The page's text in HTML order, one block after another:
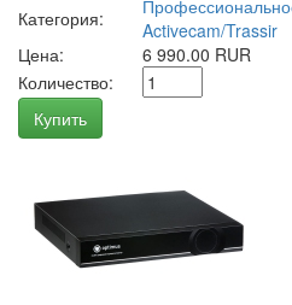
Категория:
Activecam/Trassir
Цена:
6 990.00 RUR
Количество:
Купить